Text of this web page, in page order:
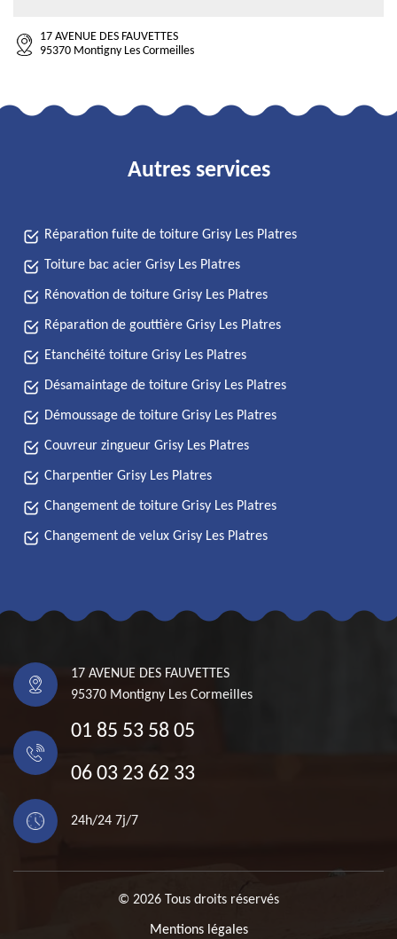
17 AVENUE DES FAUVETTES
95370 Montigny Les Cormeilles
Autres services
Réparation fuite de toiture Grisy Les Platres
Toiture bac acier Grisy Les Platres
Rénovation de toiture Grisy Les Platres
Réparation de gouttière Grisy Les Platres
Etanchéité toiture Grisy Les Platres
Désamaintage de toiture Grisy Les Platres
Démoussage de toiture Grisy Les Platres
Couvreur zingueur Grisy Les Platres
Charpentier Grisy Les Platres
Changement de toiture Grisy Les Platres
Changement de velux Grisy Les Platres
17 AVENUE DES FAUVETTES
95370 Montigny Les Cormeilles
01 85 53 58 05
06 03 23 62 33
24h/24 7j/7
© 2026 Tous droits réservés
Mentions légales